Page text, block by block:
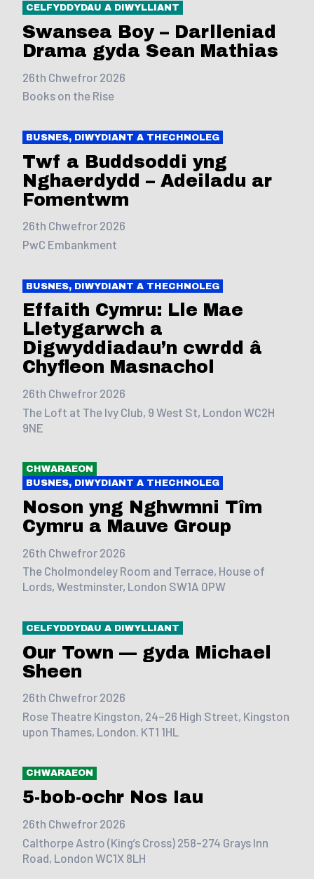
CELFYDDYDAU A DIWYLLIANT
Swansea Boy – Darlleniad
Drama gyda Sean Mathias
26th Chwefror 2026
Books on the Rise
BUSNES, DIWYDIANT A THECHNOLEG
Twf a Buddsoddi yng
Nghaerdydd – Adeiladu ar
Fomentwm
26th Chwefror 2026
PwC Embankment
BUSNES, DIWYDIANT A THECHNOLEG
Effaith Cymru: Lle Mae
Lletygarwch a
Digwyddiadau’n cwrdd â
Chyfleon Masnachol
26th Chwefror 2026
The Loft at The Ivy Club, 9 West St, London WC2H
9NE
CHWARAEON
BUSNES, DIWYDIANT A THECHNOLEG
Noson yng Nghwmni Tîm
Cymru a Mauve Group
26th Chwefror 2026
The Cholmondeley Room and Terrace, House of
Lords, Westminster, London SW1A 0PW
CELFYDDYDAU A DIWYLLIANT
Our Town — gyda Michael
Sheen
26th Chwefror 2026
Rose Theatre Kingston, 24–26 High Street, Kingston
upon Thames, London. KT1 1HL
CHWARAEON
5-bob-ochr Nos Iau
26th Chwefror 2026
Calthorpe Astro (King’s Cross) 258-274 Grays Inn
Road, London WC1X 8LH